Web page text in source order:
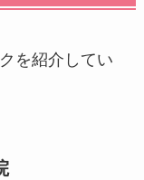
を紹介してい